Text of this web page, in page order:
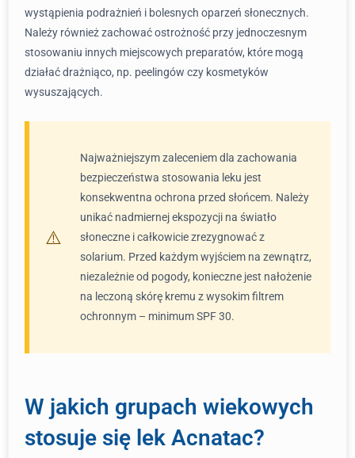
wystąpienia podrażnień i bolesnych oparzeń słonecznych.
Należy również zachować ostrożność przy jednoczesnym
stosowaniu innych miejscowych preparatów, które mogą
działać drażniąco, np. peelingów czy kosmetyków
wysuszających.
Najważniejszym zaleceniem dla zachowania
bezpieczeństwa stosowania leku jest
konsekwentna ochrona przed słońcem. Należy
unikać nadmiernej ekspozycji na światło
słoneczne i całkowicie zrezygnować z
solarium. Przed każdym wyjściem na zewnątrz,
niezależnie od pogody, konieczne jest nałożenie
na leczoną skórę kremu z wysokim filtrem
ochronnym – minimum SPF 30.
W jakich grupach wiekowych
stosuje się lek Acnatac?